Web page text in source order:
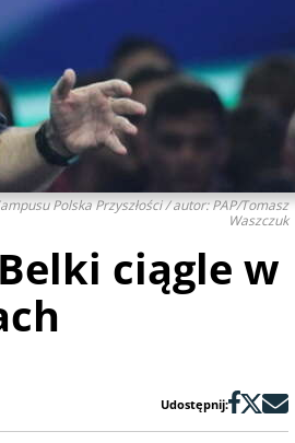
Polska Przyszłości / autor: PAP/Tomasz
Waszczuk
ciągle w
Udostępnij: